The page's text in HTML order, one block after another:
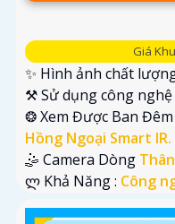
Giá
✨ Hình ảnh chất
⚒ Sử dụng công nghệ
❂ Xem Được Ban Đêm
Hồng Ngoại Smart IR.
🤹 Camera Dòng
️ლ Khả Năng : Công